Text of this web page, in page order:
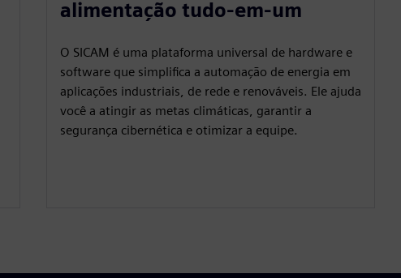
alimentação tudo-em-um
O SICAM é uma plataforma universal de hardware e
software que simplifica a automação de energia em
aplicações industriais, de rede e renováveis. Ele ajuda
você a atingir as metas climáticas, garantir a
segurança cibernética e otimizar a equipe.